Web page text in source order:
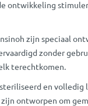
ontwikkeling
zijn speciaal
zonder
terechtkomen.
en
ontworpen om